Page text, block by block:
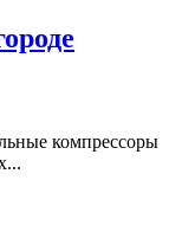
компрессоры